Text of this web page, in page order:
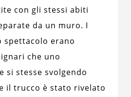
con gli stessi abiti
da un muro. I
spettacolo erano
che uno
si stesse svolgendo
il trucco è stato rivelato